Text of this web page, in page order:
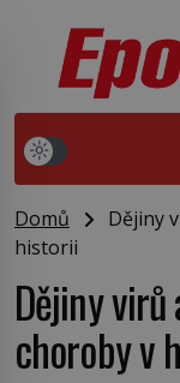
Domů
Dějiny
historii
Dějiny
choroby v